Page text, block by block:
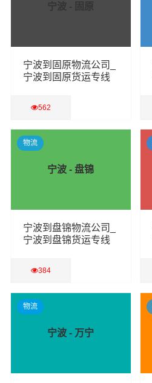
宁波 - 固原
宁波到固原物流公司_
宁波到固原货运专线
562
查看详细
宁波 - 盘锦
宁波到盘锦物流公司_
宁波到盘锦货运专线
384
查看详细
物流
宁波 - 万宁
物流